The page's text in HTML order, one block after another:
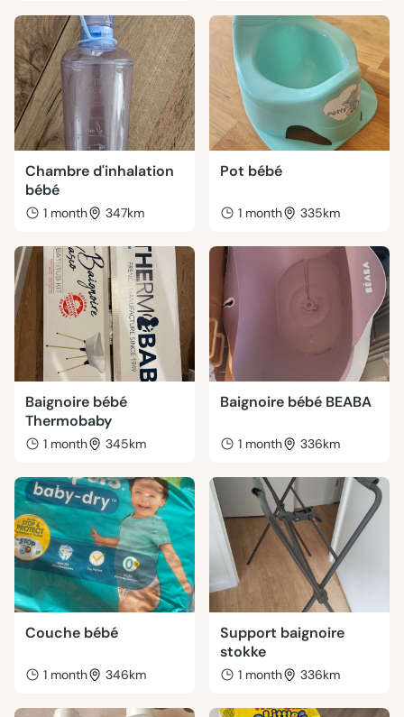
Chambre d'inhalation
bébé
1 month 347km
Pot bébé
1 month 335km
Baignoire bébé
Thermobaby
1 month 345km
Baignoire bébé BEABA
1 month 336km
Couche bébé
1 month 346km
Support baignoire
stokke
1 month 336km